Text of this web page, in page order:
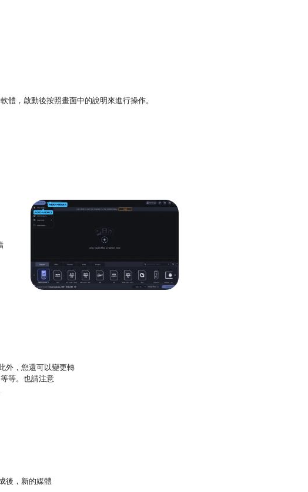
，啟動後按照畫面中的說明來進行操作。
外，您還可以變更轉
等。也請注意
後，新的媒體